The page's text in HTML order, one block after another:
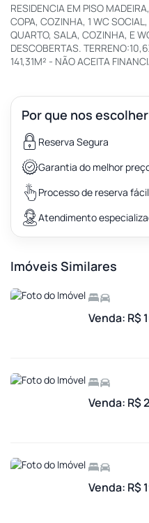
RESIDENCIA EM PISO
COPA, COZINHA, 1 WC
QUARTO, SALA, COZINHA, E
DESCOBERTAS.
141,31M² - NÃO ACEITA
Por que nos
Reserva Segura
Garantia do melhor
Processo de reserva fácil
Atendimento
Imóveis Similares
Venda: R$
Venda: R$
Venda: R$